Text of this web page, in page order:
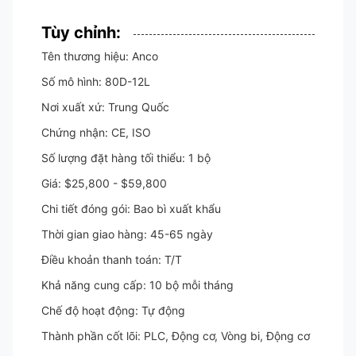
Tùy chỉnh:
Tên thương hiệu: Anco
Số mô hình: 80D-12L
Nơi xuất xứ: Trung Quốc
Chứng nhận: CE, ISO
Số lượng đặt hàng tối thiểu: 1 bộ
Giá: $25,800 - $59,800
Chi tiết đóng gói: Bao bì xuất khẩu
Thời gian giao hàng: 45-65 ngày
Điều khoản thanh toán: T/T
Khả năng cung cấp: 10 bộ mỗi tháng
Chế độ hoạt động: Tự động
Thành phần cốt lõi: PLC, Động cơ, Vòng bi, Động cơ